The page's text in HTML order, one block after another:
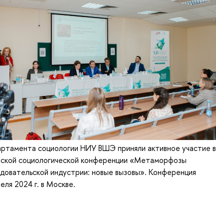
социологии НИУ ВШЭ приняли активное участие в
социологической конференции «Метаморфозы
индустрии: новые вызовы». Конференция
2024 г. в Москве.